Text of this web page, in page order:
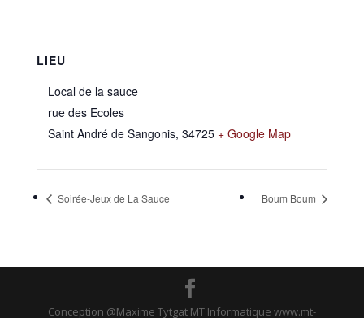
LIEU
Local de la sauce
rue des Ecoles
Saint André de Sangonis, 34725 + Google Map
Soirée-Jeux de La Sauce Boum Boum
Conception @Maxime Tytgat MT Informatique www.mt-